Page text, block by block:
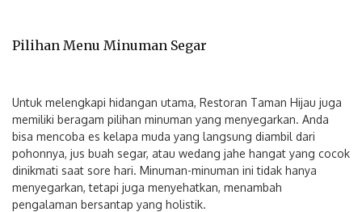
Pilihan Menu Minuman Segar
Untuk melengkapi hidangan utama, Restoran Taman Hijau juga
memiliki beragam pilihan minuman yang menyegarkan. Anda
bisa mencoba es kelapa muda yang langsung diambil dari
pohonnya, jus buah segar, atau wedang jahe hangat yang cocok
dinikmati saat sore hari. Minuman-minuman ini tidak hanya
menyegarkan, tetapi juga menyehatkan, menambah
pengalaman bersantap yang holistik.